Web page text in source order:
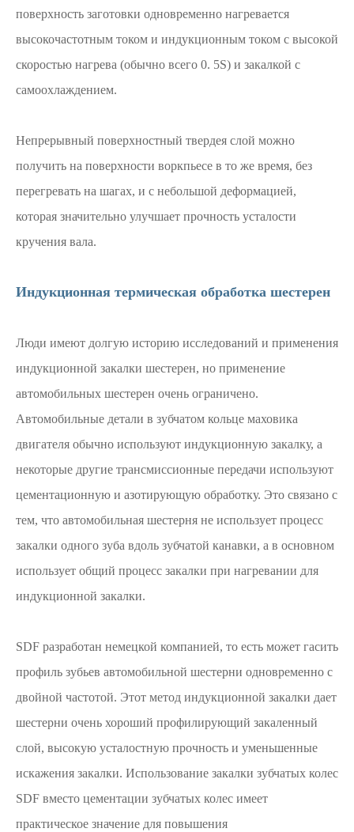
поверхность заготовки одновременно нагревается
высокочастотным током и индукционным током с высокой
скоростью нагрева (обычно всего 0. 5S) и закалкой с
самоохлаждением.
Непрерывный поверхностный твердея слой можно
получить на поверхности воркпьесе в то же время, без
перегревать на шагах, и с небольшой деформацией,
которая значительно улучшает прочность усталости
кручения вала.
Индукционная термическая обработка шестерен
Люди имеют долгую историю исследований и применения
индукционной закалки шестерен, но применение
автомобильных шестерен очень ограничено.
Автомобильные детали в зубчатом кольце маховика
двигателя обычно используют индукционную закалку, а
некоторые другие трансмиссионные передачи используют
цементационную и азотирующую обработку. Это связано с
тем, что автомобильная шестерня не использует процесс
закалки одного зуба вдоль зубчатой канавки, а в основном
использует общий процесс закалки при нагревании для
индукционной закалки.
SDF разработан немецкой компанией, то есть может гасить
профиль зубьев автомобильной шестерни одновременно с
двойной частотой. Этот метод индукционной закалки дает
шестерни очень хороший профилирующий закаленный
слой, высокую усталостную прочность и уменьшенные
искажения закалки. Использование закалки зубчатых колес
SDF вместо цементации зубчатых колес имеет
практическое значение для повышения